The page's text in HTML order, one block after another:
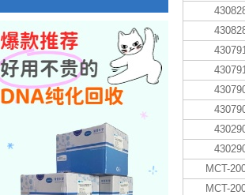
MCT-
MCT-